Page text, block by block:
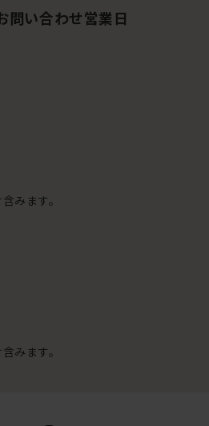
問い合わせ営業日
みます。
みます。